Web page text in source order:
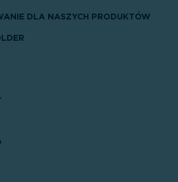
DLA NASZYCH PRODUKTÓW